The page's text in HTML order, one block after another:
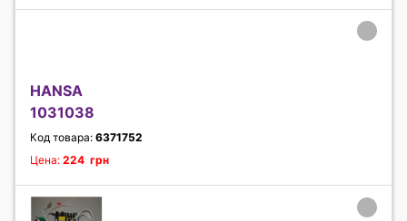
HANSA
1031038
Код товара: 6371752
Цена: 224 грн